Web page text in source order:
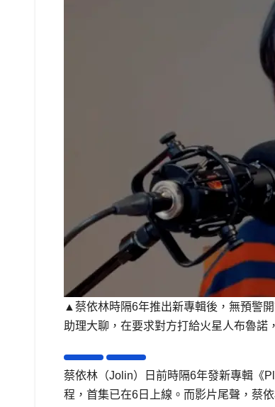
▲蔡依林時隔6年推出新專輯後，無預警
助理大聊，在要求對方打給火星人布魯諾
蔡依林（Jolin）日前時隔6年發新專輯《
程，首集已在6日上線。而影片尾聲，蔡